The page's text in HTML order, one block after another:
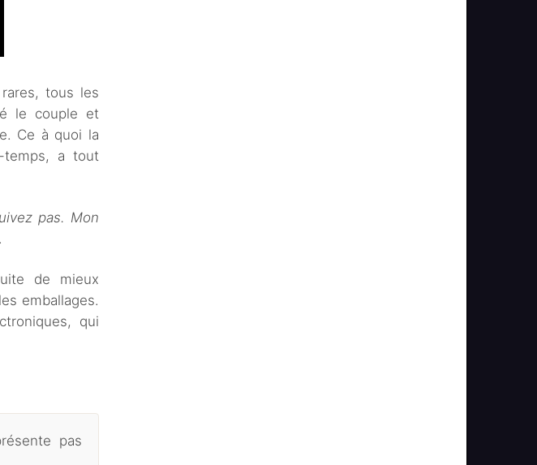
tous les
le couple et
Ce à quoi la
temps, a tout
pas. Mon
.
de mieux
emballages.
qui
pas